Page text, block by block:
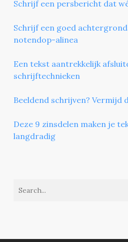
Schrijf een persbericht dat
Schrijf een goed
notendop-alinea
Een tekst aantrekkelijk
schrijftechnieken
Beeldend schrijven? Vermijd
Deze 9 zinsdelen maken je
langdradig